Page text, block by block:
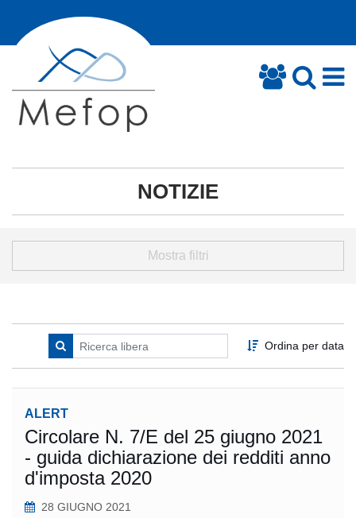
NOTIZIE
Mostra filtri
Ordina per data
ALERT
Circolare N. 7/E del 25 giugno 2021
- guida dichiarazione dei redditi anno
d'imposta 2020
28 GIUGNO 2021